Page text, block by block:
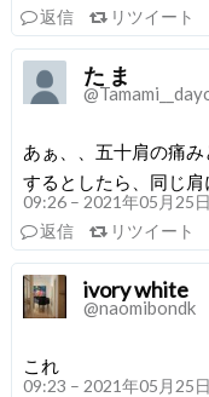
返信
リツイート
た ま
あぁ、、五十肩の痛み
するとしたら、同じ
09:26 – 2021年05月25日
返信
リツイート
ivory white
@naomibondk
これ
09:23 – 2021年05月25日